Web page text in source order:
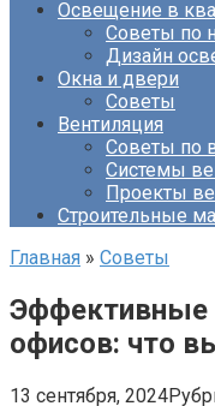
Освещение в
Советы по
Дизайн
Окна и двери
Советы
Вентиляция
Советы по
Системы
Проекты
Строительные
Главная » Советы
Эффективные
офисов: что
13 сентября, 2024